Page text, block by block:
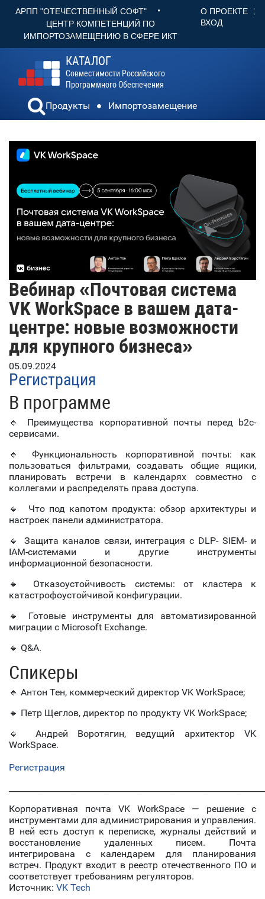
АРПП "ОТЕЧЕСТВЕННЫЙ СОФТ" •
ЦЕНТР КОМПЕТЕНЦИЙ ПО
ИМПОРТОЗАМЕЩЕНИЮ В СФЕРЕ ИКТ
О ПРОЕКТЕ
ВХОД
КАТАЛОГ
Совместимости Российского
Программного Обеспечения
Продукты Импортозамещение
Вебинар «Почтовая система
VK WorkSpace в вашем дата-
центре: новые возможности
для крупного бизнеса»
05.09.2024
Регистрация
В программе
🔹 Преимущества корпоративной почты перед b2c-
сервисами.
🔹 Функциональность корпоративной почты: как
пользоваться фильтрами, создавать общие ящики,
планировать встречи в календарях совместно с
коллегами и распределять права доступа.
🔹 Что под капотом продукта: обзор архитектуры и
настроек панели администратора.
🔹 Защита каналов связи, интеграция с DLP- SIEM- и
IAM-системами и другие инструменты
информационной безопасности.
🔹 Отказоустойчивость системы: от кластера к
катастрофоустойчивой конфигурации.
🔹 Готовые инструменты для автоматизированной
миграции с Microsoft Exchange.
🔹 Q&A.
Спикеры
🔹 Антон Тен, коммерческий директор VK WorkSpace;
🔹 Петр Щеглов, директор по продукту VK WorkSpace;
🔹 Андрей Воротягин, ведущий архитектор VK
WorkSpace.
Регистрация
Корпоративная почта VK WorkSpace — решение с
инструментами для администрирования и управления.
В ней есть доступ к переписке, журналы действий и
восстановление удаленных писем. Почта
интегрирована с календарем для планирования
встреч. Продукт входит в реестр отечественного ПО и
соответствует требованиям регуляторов.
Источник: VK Tech